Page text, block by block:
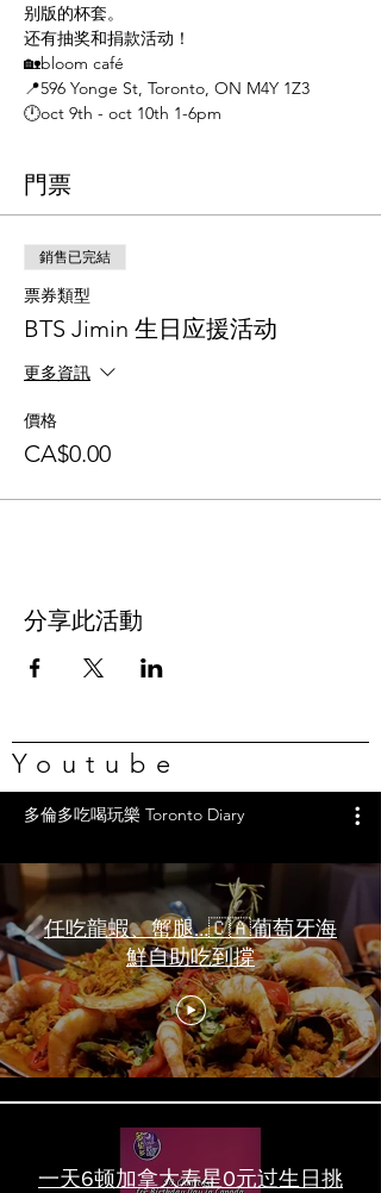
别版的杯套。
还有抽奖和捐款活动！
🏡bloom café
📍596 Yonge St, Toronto, ON M4Y 1Z3
🕛oct 9th - oct 10th 1-6pm
門票
銷售已完結
票券類型
BTS Jimin 生日应援活动
更多資訊
價格
CA$0.00
分享此活動
Youtube
多倫多吃喝玩樂 Toronto Diary
任吃龍蝦、蟹腿…🇨🇦葡萄牙海
鮮自助吃到撐
一天6顿加拿大寿星0元过生日挑